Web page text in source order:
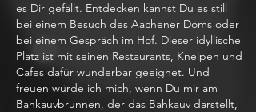
es Dir gefällt. Entdecken kannst Du es still
bei einem Besuch des Aachener Doms oder
bei einem Gespräch im Hof. Dieser idyllische
Platz ist mit seinen Restaurants, Kneipen und
Cafes dafür wunderbar geeignet. Und
freuen würde ich mich, wenn Du mir am
Bahkauvbrunnen, der das Bahkauv darstellt,